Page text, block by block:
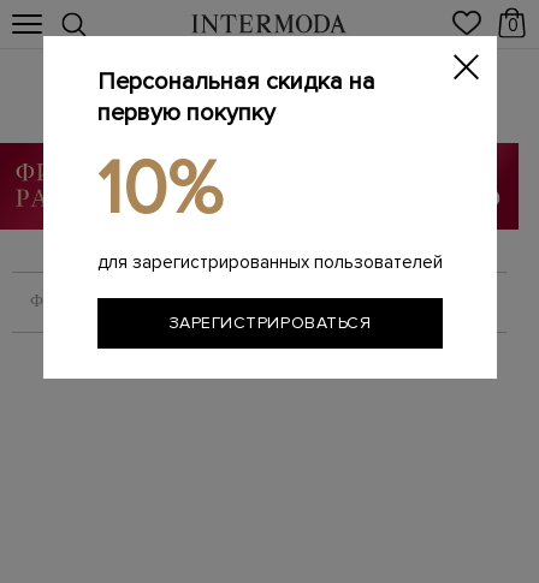
0
Новинки
Главная / Женщинам
ФИЛЬТРОВАТЬ СОРТИРОВАТЬ
Персональная скидка на
первую покупку
10%
для зарегистрированных пользователей
ЗАРЕГИСТРИРОВАТЬСЯ